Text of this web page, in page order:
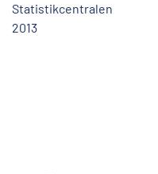
Statistikcentralen
2013